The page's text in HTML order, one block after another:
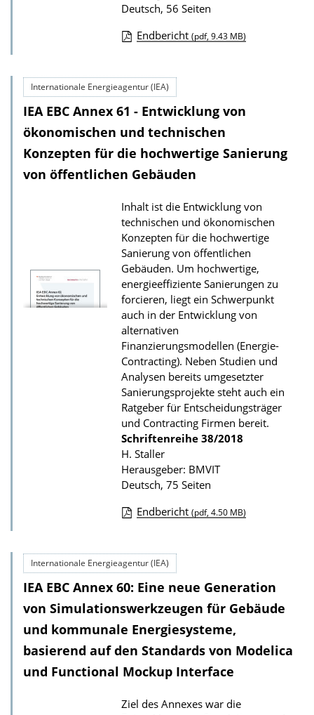
n
Deutsch, 56 Seiten
w
n
l
o
a
s
z
u
r
P
u
b
l
i
k
a
t
i
o
n
Endbericht (pdf, 9.43 MB)
Internationale Energieagentur (IEA)
IEA EBC Annex 61 - Entwicklung von
ökonomischen und technischen
Konzepten für die hochwertige Sanierung
von öffentlichen Gebäuden
Inhalt ist die Entwicklung von
technischen und ökonomischen
Konzepten für die hochwertige
Sanierung von öffentlichen
Gebäuden. Um hochwertige,
energieeffiziente Sanierungen zu
forcieren, liegt ein Schwerpunkt
auch in der Entwicklung von
alternativen
Finanzierungsmodellen (Energie-
Contracting). Neben Studien und
Analysen bereits umgesetzter
Sanierungsprojekte steht auch ein
Ratgeber für Entscheidungsträger
und Contracting Firmen bereit.
Schriftenreihe 38/2018
H. Staller
Herausgeber: BMVIT
Deutsch, 75 Seiten
w
n
l
o
a
d
z
Endbericht (pdf, 4.50 MB)
Internationale Energieagentur (IEA)
IEA EBC Annex 60: Eine neue Generation
von Simulationswerkzeugen für Gebäude
und kommunale Energiesysteme,
basierend auf den Standards von Modelica
und Functional Mockup Interface
Ziel des Annexes war die